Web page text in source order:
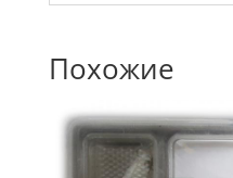
Похожие